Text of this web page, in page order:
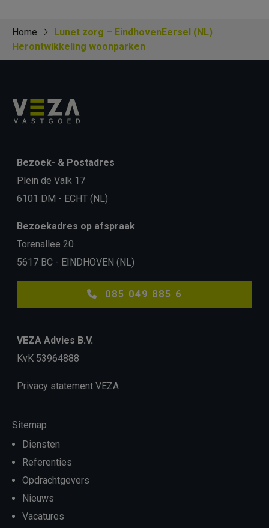
Home
Lunet zorg – EindhovenEersel (NL)
Herontwikkeling woonparken
Bezoek- & Postadres
Plein de Valk 17
6101 DM - ECHT (NL)
Bezoekadres op afspraak
Torenallee 20
5617 BC - EINDHOVEN (NL)
085 049 885 6
VEZA Advies B.V.
KvK 53964888
Privacy statement VEZA
Sitemap
Diensten
Referenties
Opdrachtgevers
Nieuws
Vacatures